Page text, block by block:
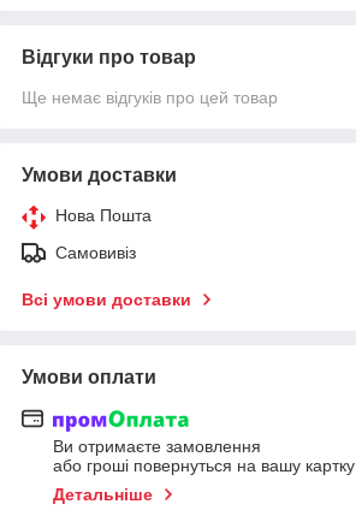
Відгуки про товар
Ще немає відгуків про цей товар
Умови доставки
Нова Пошта
Самовивіз
Всі умови доставки
Умови оплати
Ви отримаєте замовлення
або гроші повернуться на вашу картку
Детальніше